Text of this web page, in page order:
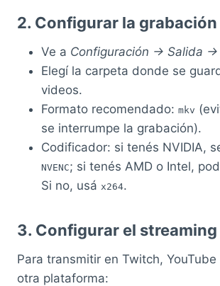
2. Configurar la grabación
Ve a Configuración → Salida →
Elegí la carpeta donde se
videos.
Formato recomendado: mkv
se interrumpe la grabación).
Codificador: si tenés NVIDIA,
NVENC; si tenés AMD o Intel,
Si no, usá x264.
3. Configurar el streaming
Para transmitir en Twitch,
otra plataforma: